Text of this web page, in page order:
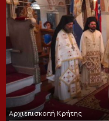
Αρχιεπισκοπή Κρήτης